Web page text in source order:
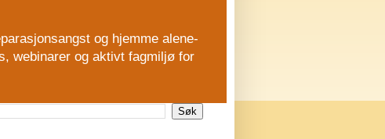
og hjemme alene-
webinarer og aktivt fagmiljø for